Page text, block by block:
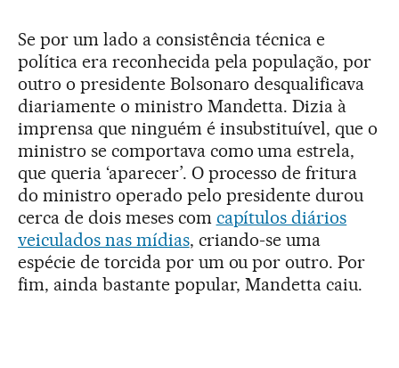
Se por um lado a consistência técnica e
política era reconhecida pela população, por
outro o presidente Bolsonaro desqualificava
diariamente o ministro Mandetta. Dizia à
imprensa que ninguém é insubstituível, que o
ministro se comportava como uma estrela,
que queria ‘aparecer’. O processo de fritura
do ministro operado pelo presidente durou
cerca de dois meses com capítulos diários
veiculados nas mídias, criando-se uma
espécie de torcida por um ou por outro. Por
fim, ainda bastante popular, Mandetta caiu.